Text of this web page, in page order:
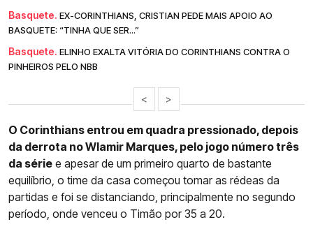
Basquete. EX-CORINTHIANS, CRISTIAN PEDE MAIS APOIO AO
BASQUETE: “TINHA QUE SER...”
Basquete. ELINHO EXALTA VITÓRIA DO CORINTHIANS CONTRA O
PINHEIROS PELO NBB
< >
O Corinthians entrou em quadra pressionado, depois
da derrota no Wlamir Marques, pelo jogo número três
da série e apesar de um primeiro quarto de bastante
equilíbrio, o time da casa começou tomar as rédeas da
partidas e foi se distanciando, principalmente no segundo
período, onde venceu o Timão por 35 a 20.